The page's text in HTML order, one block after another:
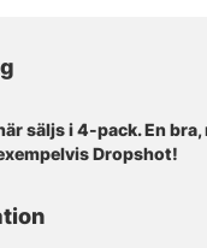
säljs i 4-pack. En
Dropshot!